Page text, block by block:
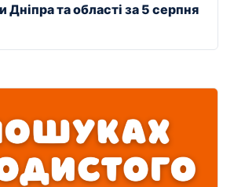
Дніпра та області за 5 серпня